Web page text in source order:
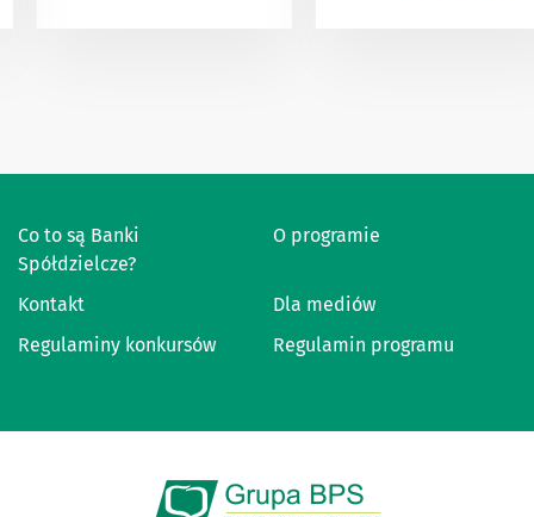
Co to są Banki
Spółdzielcze?
O programie
Kontakt
Dla mediów
Regulaminy konkursów
Regulamin programu